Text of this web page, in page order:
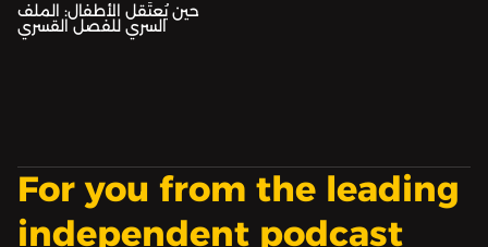
حين يُعتَقل الأطفال: الملف
السري للفصل القسري
For you from the leading
independent podcast